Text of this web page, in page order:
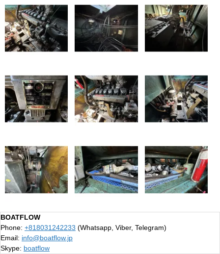
BOATFLOW
Phone: +818031242233 (Whatsapp, Viber, Telegram)
Email: info@boatflow.jp
Skype: boatflow